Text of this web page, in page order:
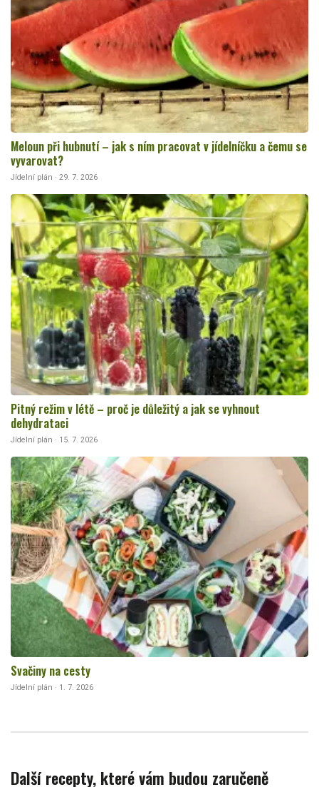
Meloun při hubnutí – jak s ním pracovat v jídelníčku a čemu se
vyvarovat?
Jídelní plán · 29. 7. 2026
Pitný režim v létě – proč je důležitý a jak se vyhnout
dehydrataci
Jídelní plán · 15. 7. 2026
Svačiny na cesty
Jídelní plán · 1. 7. 2026
Další recepty, které vám budou zaručeně